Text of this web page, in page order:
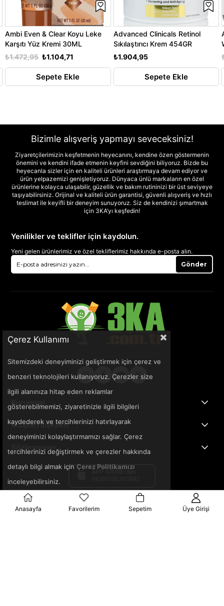
Ambi Even & Clear Koyu Leke
Karşıtı Yüz Kremi 30ML
₺1.104,71
₺1.472,95
Sepete Ekle
Advanced Clinicals Retinol
Sıkılaştırıcı Krem 454GR
₺1.904,95
Sepete Ekle
Bizimle alışveriş yapmayı seveceksiniz!
Ziyaretçilerimizin keşfetmenin heyecanını, kendine özen göstermenin
önemini ve kendini ifade etmenin keyfini sevdiğini biliyoruz. Bizde bu
heyecanla sizler için en kaliteli ürünleri araştırmaya devam ediyor ve
ürün yelpazemizi genişletiyoruz. Dünyaca ünlü markaların en özel
ürünlerine kolayca ulaşabilir, güzellik ve bakım rutininizi bir üst seviyeye
taşıyabilirsiniz. Orijinal ve kaliteli ürün garantisi, güvenli alışveriş ve hızlı
teslimat ile keyifli bir deneyim sunuyoruz. Siz de kendinizi şımartmak
için 3KA’yı keşfedin!
Yenilikler ve teklifler için kaydolun.
Yeni gelen ürünlerimiz ve özel tekliflerimiz hakkında e-posta alın.
Gönder
Kurumsal
Müşteri İlişkileri
Sözleşmeler
Çerez Kullanımı
Sitemizdeki deneyiminizi geliştirmek için çerez ve
benzeri teknolojileri kullanıyoruz. Çerezler size
ilgili alanınıza hitap eden reklamlar
gösterebilmemizi, ziyaretinizle ilgili bilgileri
kaydederek ve tercihlerinizi hatırlayarak
deneyiminizi kolaylaştırmamızı sağlar. Çerez
tercihlerinizi değiştirmek ve çerezler hakkında
detaylı bilgi almak için Çerez Politikamızı
inceleyebilirsiniz.
Anasayfa Favorilerim Sepetim Üye Girişi